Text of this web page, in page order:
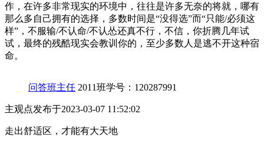
作，在许多非常现实的环境中，往往是许多无奈的将就，哪有
那么多自己拥有的选择，多数时间是“没得选”而“只能/必须这
样”，不服输/不认命/不认怂还真不行，不信，你折腾几年试
试，最终的残酷现实会教训你的，至少多数人是逃不开这种宿
命。
问答班主任 2011班学号：120287991
主观点发布于2023-03-07 11:52:02
走出舒适区，才能有大天地